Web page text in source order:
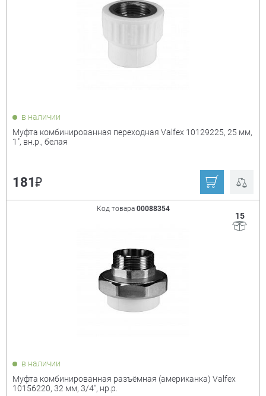
в наличии
Муфта комбинированная переходная Valfex 10129225, 25 мм,
1", вн.р., белая
181₽
Код товара 00088354
15
в наличии
Муфта комбинированная разъёмная (американка) Valfex
10156220, 32 мм, 3/4", нр.р.